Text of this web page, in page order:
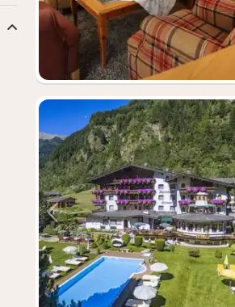
Forrige bilde